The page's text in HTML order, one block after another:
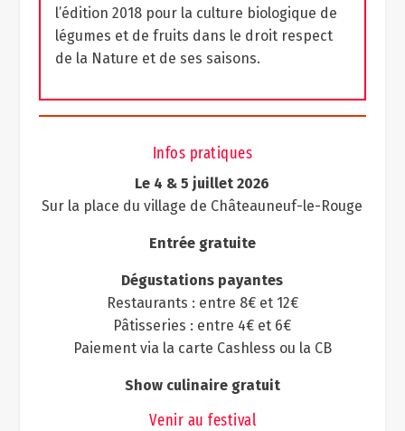
l’édition 2018 pour la culture biologique de
légumes et de fruits dans le droit respect
de la Nature et de ses saisons.
Infos pratiques
Le 4 & 5 juillet 2026
Sur la place du village de Châteauneuf-le-Rouge
Entrée gratuite
Dégustations payantes
Restaurants : entre 8€ et 12€
Pâtisseries : entre 4€ et 6€
Paiement via la carte Cashless ou la CB
Show culinaire gratuit
Venir au festival